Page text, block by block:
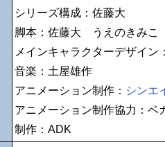
シリーズ構成：佐藤大
脚本：佐藤大 うえのきみ
メインキャラクターデザイン
音楽：土屋雄作
アニメーション制作： シンエ
アニメーション制作協力：ベ
制作：ADK